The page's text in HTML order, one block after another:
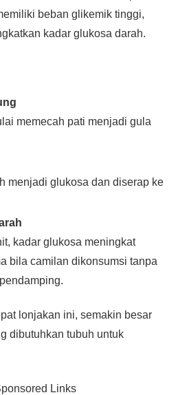
beban glikemik tinggi,
kadar glukosa darah.
memecah pati menjadi gula
menjadi glukosa dan diserap ke
kadar glukosa meningkat
bila camilan dikonsumsi tanpa
lonjakan ini, semakin besar
dibutuhkan tubuh untuk
Links